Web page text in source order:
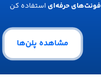
فونت‌های حرفه‌ای استفاده کن
مشاهده پلن‌ها